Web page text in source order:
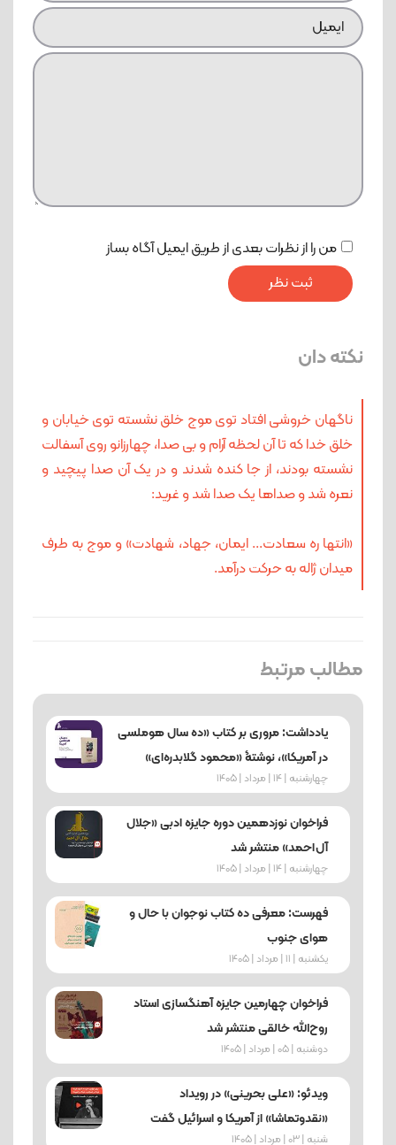
من را از نظرات بعدی از طریق ایمیل آگاه بساز
نکته دان
ناگهان خروشی افتاد توی موج خلق نشسته توی خیابان و
خلق خدا که تا آن لحظه آرام و بی صدا، چهارزانو روی آسفالت
نشسته بودند، از جا کنده شدند و در یک آن صدا پیچید و
نعره شد و صداها یک صدا شد و غرید:
«انتها ره سعادت... ایمان، جهاد، شهادت» و موج به طرف
میدان ژاله به حرکت درآمد.
مطالب مرتبط
یادداشت: مروری بر کتاب «ده سال هوملسی
در آمریکا»، نوشتۀ «محمود گلابدره‌ای»
چهارشنبه | 14 | مرداد | 1405
فراخوان نوزدهمین دوره جایزه ادبی «جلال
آل‌احمد» منتشر شد
چهارشنبه | 14 | مرداد | 1405
فهرست: معرفی ده کتاب نوجوان با حال و
هوای جنوب
یکشنبه | 11 | مرداد | 1405
فراخوان چهارمین جایزه آهنگسازی استاد
روح‌الله خالقی منتشر شد
دوشنبه | 05 | مرداد | 1405
ویدئو: «علی بحرینی» در رویداد
«نقدوتماشا» از آمریکا و اسرائیل گفت
شنبه | 03 | مرداد | 1405